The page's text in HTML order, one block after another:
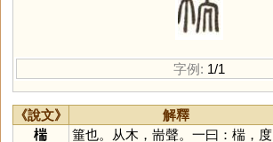
字例: 1/1
《說文》 解釋
椯
箠也。从木，耑聲。一曰：椯，度